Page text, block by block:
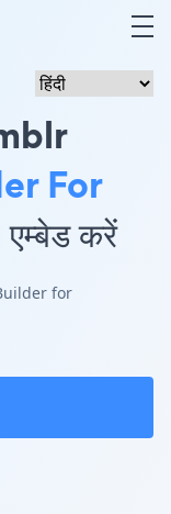
For
करें
Builder for